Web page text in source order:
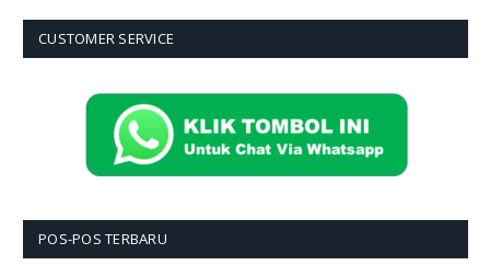
CUSTOMER SERVICE
POS-POS TERBARU